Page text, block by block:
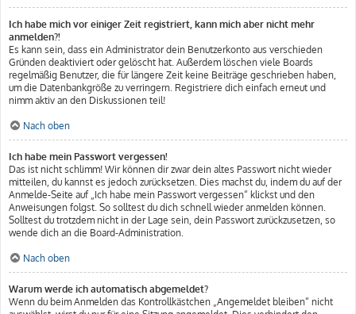
Ich habe mich vor einiger Zeit registriert, kann mich aber nicht mehr
anmelden?!
Es kann sein, dass ein Administrator dein Benutzerkonto aus verschieden
Gründen deaktiviert oder gelöscht hat. Außerdem löschen viele Boards
regelmäßig Benutzer, die für längere Zeit keine Beiträge geschrieben haben,
um die Datenbankgröße zu verringern. Registriere dich einfach erneut und
nimm aktiv an den Diskussionen teil!
Nach oben
Ich habe mein Passwort vergessen!
Das ist nicht schlimm! Wir können dir zwar dein altes Passwort nicht wieder
mitteilen, du kannst es jedoch zurücksetzen. Dies machst du, indem du auf der
Anmelde-Seite auf „Ich habe mein Passwort vergessen“ klickst und den
Anweisungen folgst. So solltest du dich schnell wieder anmelden können.
Solltest du trotzdem nicht in der Lage sein, dein Passwort zurückzusetzen, so
wende dich an die Board-Administration.
Nach oben
Warum werde ich automatisch abgemeldet?
Wenn du beim Anmelden das Kontrollkästchen „Angemeldet bleiben“ nicht